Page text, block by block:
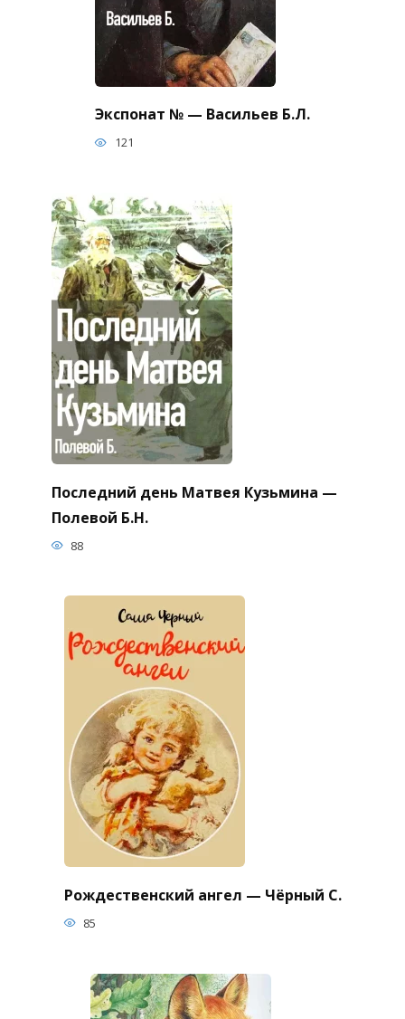
Экспонат № — Васильев Б.Л.
121
Последний день Матвея Кузьмина —
Полевой Б.Н.
88
Рождественский ангел — Чёрный С.
85